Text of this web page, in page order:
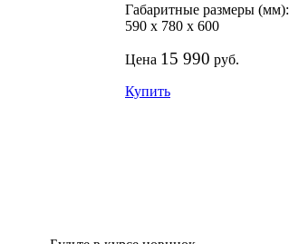
Габаритные размеры (мм):
590 х 780 х 600
Цена 15 990 руб.
Купить